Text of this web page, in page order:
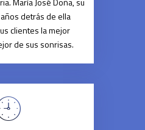
detrás de ella
clientes la mejor
de sus sonrisas.